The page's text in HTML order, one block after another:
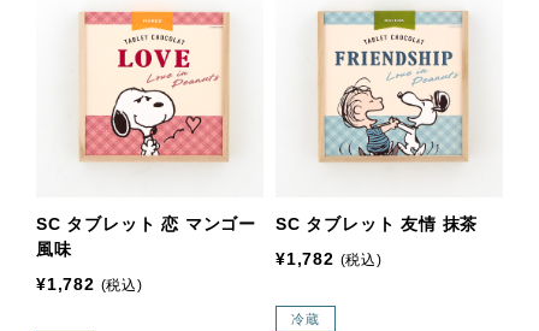
SC タブレット 恋 マンゴー
風味
¥1,782 (税込)
SC タブレット 友情 抹茶
¥1,782 (税込)
冷蔵